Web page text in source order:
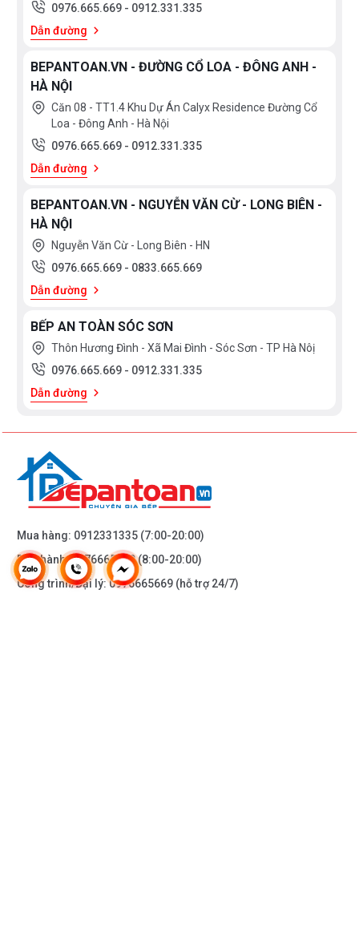
0976.665.669 - 0912.331.335
Dẫn đường
BEPANTOAN.VN - ĐƯỜNG CỔ LOA - ĐÔNG ANH -
HÀ NỘI
Căn 08 - TT1.4 Khu Dự Án Calyx Residence Đường Cổ
Loa - Đông Anh - Hà Nội
0976.665.669 - 0912.331.335
Dẫn đường
BEPANTOAN.VN - NGUYỄN VĂN CỪ - LONG BIÊN -
HÀ NỘI
Nguyễn Văn Cừ - Long Biên - HN
0976.665.669 - 0833.665.669
Dẫn đường
BẾP AN TOÀN SÓC SƠN
Thôn Hương Đình - Xã Mai Đình - Sóc Sơn - TP Hà Nôị
0976.665.669 - 0912.331.335
Dẫn đường
Mua hàng: 0912331335 (7:00-20:00)
Bảo hành:0976665669(8:00-20:00)
Công trình/Đại lý:0976665669 (hỗ trợ 24/7)